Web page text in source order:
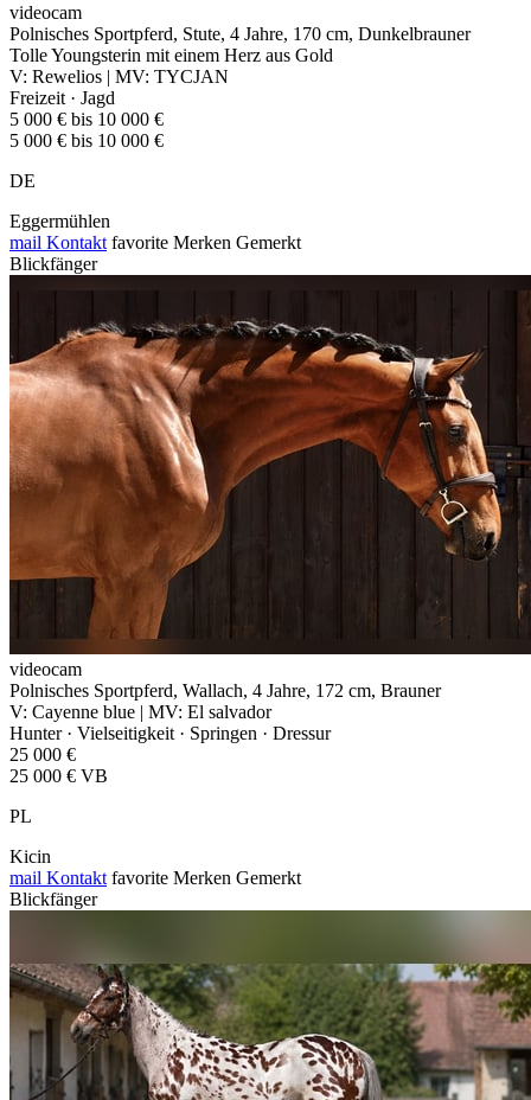
videocam
Polnisches Sportpferd, Stute, 4 Jahre, 170 cm, Dunkelbrauner
Tolle Youngsterin mit einem Herz aus Gold
V: Rewelios | MV: TYCJAN
Freizeit · Jagd
5 000 € bis 10 000 €
5 000 € bis 10 000 €
DE
Eggermühlen
mail Kontakt favorite Merken Gemerkt
Blickfänger
videocam
Polnisches Sportpferd, Wallach, 4 Jahre, 172 cm, Brauner
V: Cayenne blue | MV: El salvador
Hunter · Vielseitigkeit · Springen · Dressur
25 000 €
25 000 € VB
PL
Kicin
mail Kontakt favorite Merken Gemerkt
Blickfänger